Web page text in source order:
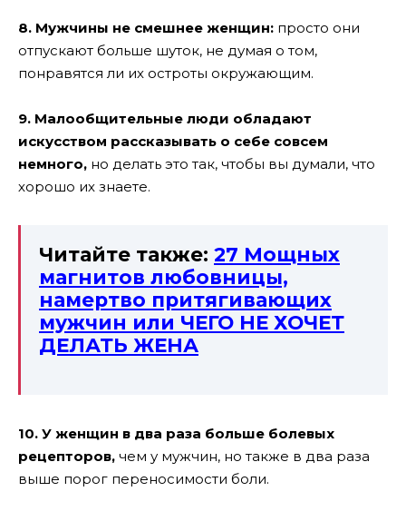
8. Мужчины не смешнее женщин: просто они
отпускают больше шуток, не думая о том,
понравятся ли их остроты окружающим.
9. Малообщительные люди обладают
искусством рассказывать о себе совсем
немного, но делать это так, чтобы вы думали, что
хорошо их знаете.
Читайте также: 27 Мощных
магнитов любовницы,
намертво притягивающих
мужчин или ЧЕГО НЕ ХОЧЕТ
ДЕЛАТЬ ЖЕНА
10. У женщин в два раза больше болевых
рецепторов, чем у мужчин, но также в два раза
выше порог переносимости боли.